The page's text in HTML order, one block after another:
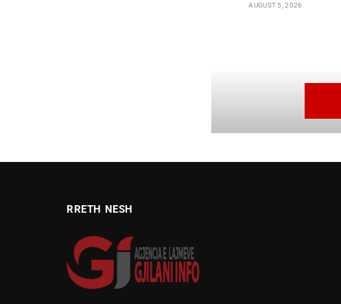
AUGUST 5, 2026
RRETH NESH